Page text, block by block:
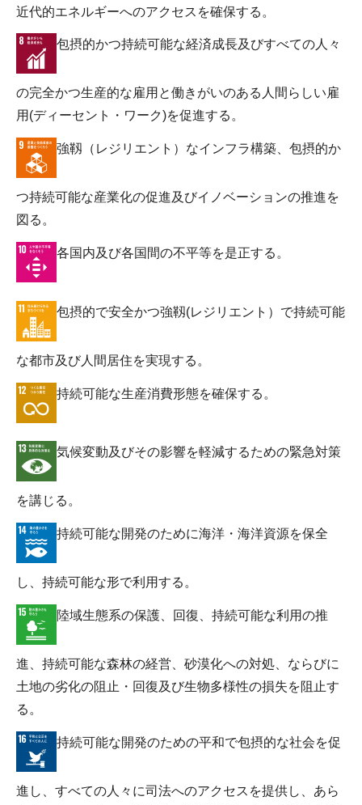
近代的エネルギーへのアクセスを確保する。
包摂的かつ持続可能な経済成長及びすべての人々
の完全かつ生産的な雇用と働きがいのある人間らしい雇
用(ディーセント・ワーク)を促進する。
強靱（レジリエント）なインフラ構築、包摂的か
つ持続可能な産業化の促進及びイノベーションの推進を
図る。
各国内及び各国間の不平等を是正する。
包摂的で安全かつ強靱(レジリエント）で持続可能
な都市及び人間居住を実現する。
持続可能な生産消費形態を確保する。
気候変動及びその影響を軽減するための緊急対策
を講じる。
持続可能な開発のために海洋・海洋資源を保全
し、持続可能な形で利用する。
陸域生態系の保護、回復、持続可能な利用の推
進、持続可能な森林の経営、砂漠化への対処、ならびに
土地の劣化の阻止・回復及び生物多様性の損失を阻止す
る。
持続可能な開発のための平和で包摂的な社会を促
進し、すべての人々に司法へのアクセスを提供し、あら